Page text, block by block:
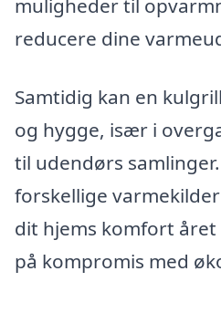
muligheder til
reducere dine
Samtidig kan en
og hygge, især i
til udendørs
forskellige
dit hjems komfort
på kompromis med